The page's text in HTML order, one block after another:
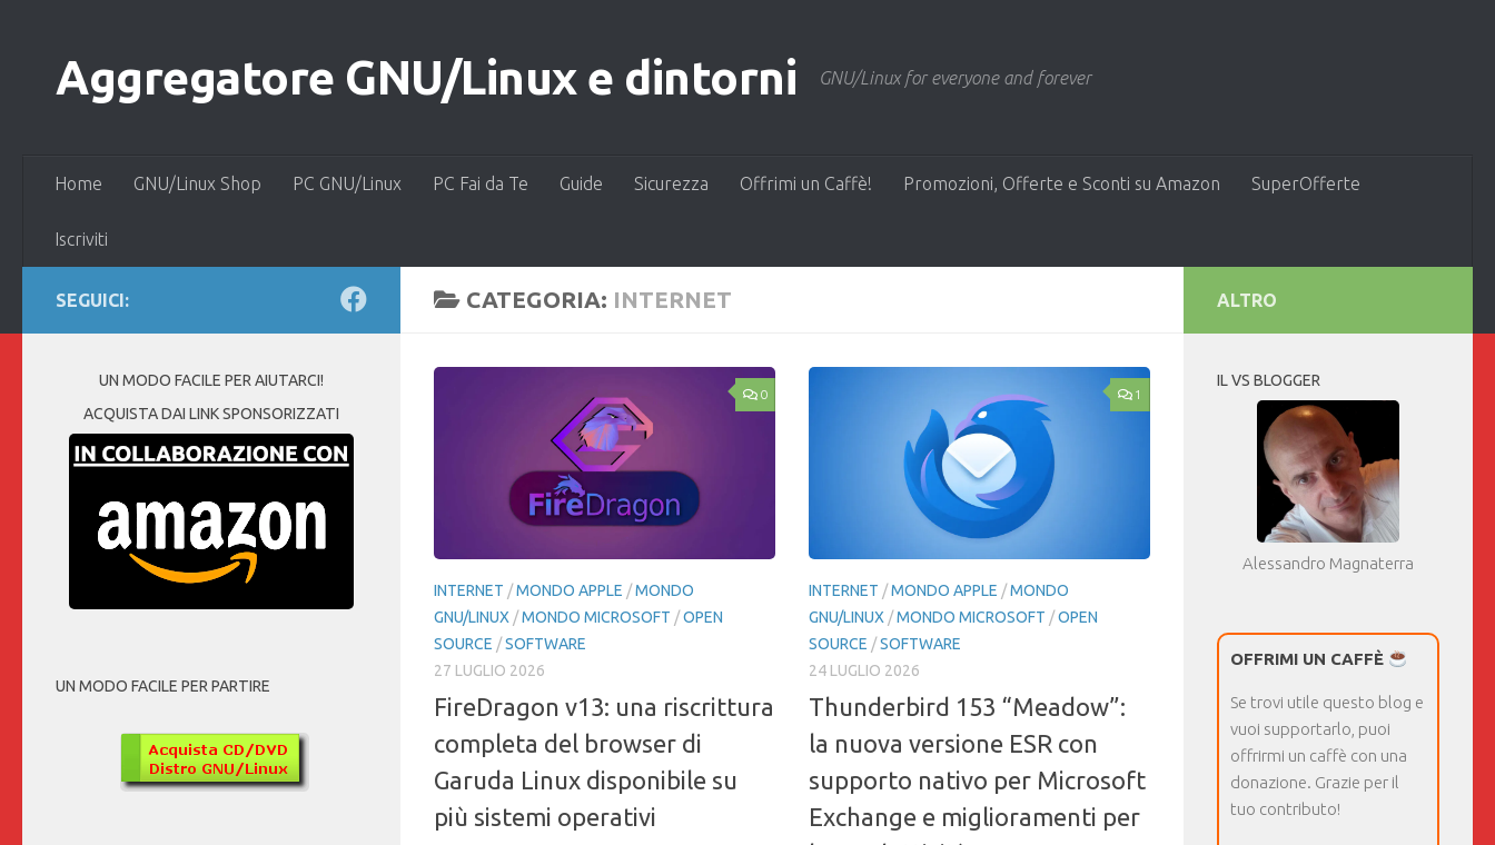
Aggregatore GNU/Linux e dintorni GNU/Linux for everyone and forever
Home GNU/Linux Shop PC GNU/Linux PC Fai da Te Guide Sicurezza Offrimi un Caffè! Promozioni, Offerte e Sconti su Amazon SuperOfferte
Iscriviti
CATEGORIA: INTERNET
0
INTERNET /MONDO APPLE /MONDO
GNU/LINUX /MONDO MICROSOFT /OPEN
SOURCE /SOFTWARE
27 LUGLIO 2026
FireDragon v13: una riscrittura
completa del browser di
Garuda Linux disponibile su
più sistemi operativi
1
INTERNET /MONDO APPLE /MONDO
GNU/LINUX /MONDO MICROSOFT /OPEN
SOURCE /SOFTWARE
24 LUGLIO 2026
Thunderbird 153 “Meadow”:
la nuova versione ESR con
supporto nativo per Microsoft
Exchange e miglioramenti per
SEGUICI:
UN MODO FACILE PER AIUTARCI!
ACQUISTA DAI LINK SPONSORIZZATI
UN MODO FACILE PER PARTIRE
ALTRO
IL VS BLOGGER
Alessandro Magnaterra
OFFRIMI UN CAFFÈ
Se trovi utile questo blog e
vuoi supportarlo, puoi
offrirmi un caffè con una
donazione. Grazie per il
tuo contributo!